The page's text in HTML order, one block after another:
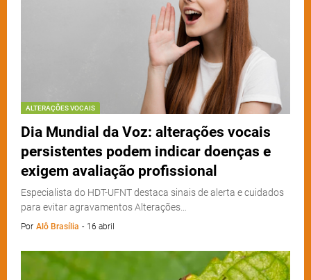
ALTERAÇÕES VOCAIS
Dia Mundial da Voz: alterações vocais
persistentes podem indicar doenças e
exigem avaliação profissional
Especialista do HDT-UFNT destaca sinais de alerta e cuidados
para evitar agravamentos Alterações…
Por Alô Brasília - 16 abril